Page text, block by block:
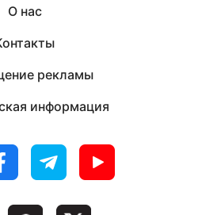
О нас
рекламы
информация